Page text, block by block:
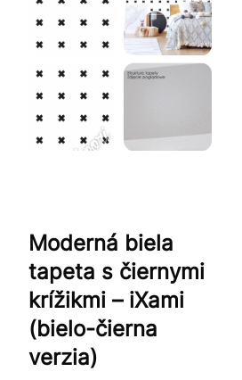
Moderná biela
tapeta s čiernymi
krížikmi – iXami
(bielo-čierna
verzia)